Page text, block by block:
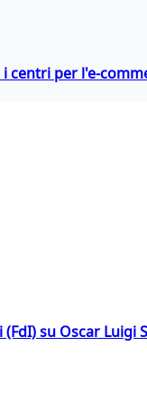
centri per l'e-
su Oscar Luigi